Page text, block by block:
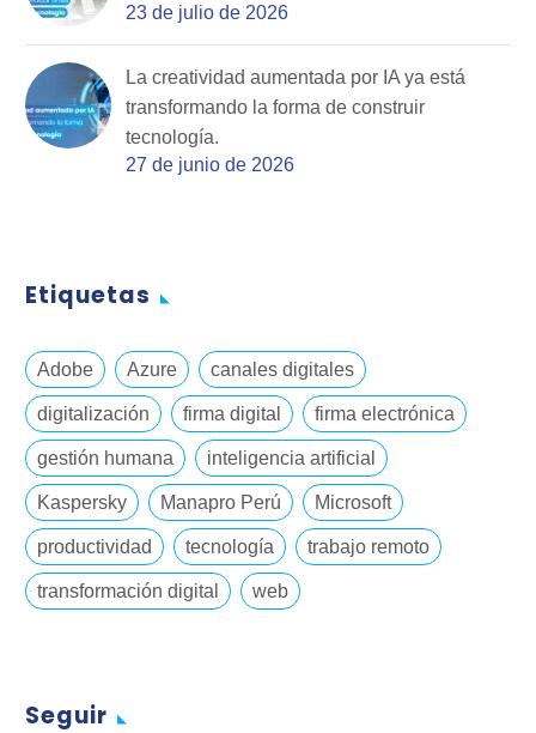
23 de julio de 2026
La creatividad aumentada por IA ya está
transformando la forma de construir
tecnología.
27 de junio de 2026
Etiquetas
Adobe Azure canales digitales
digitalización firma digital firma electrónica
gestión humana inteligencia artificial
Kaspersky Manapro Perú Microsoft
productividad tecnología trabajo remoto
transformación digital web
Seguir